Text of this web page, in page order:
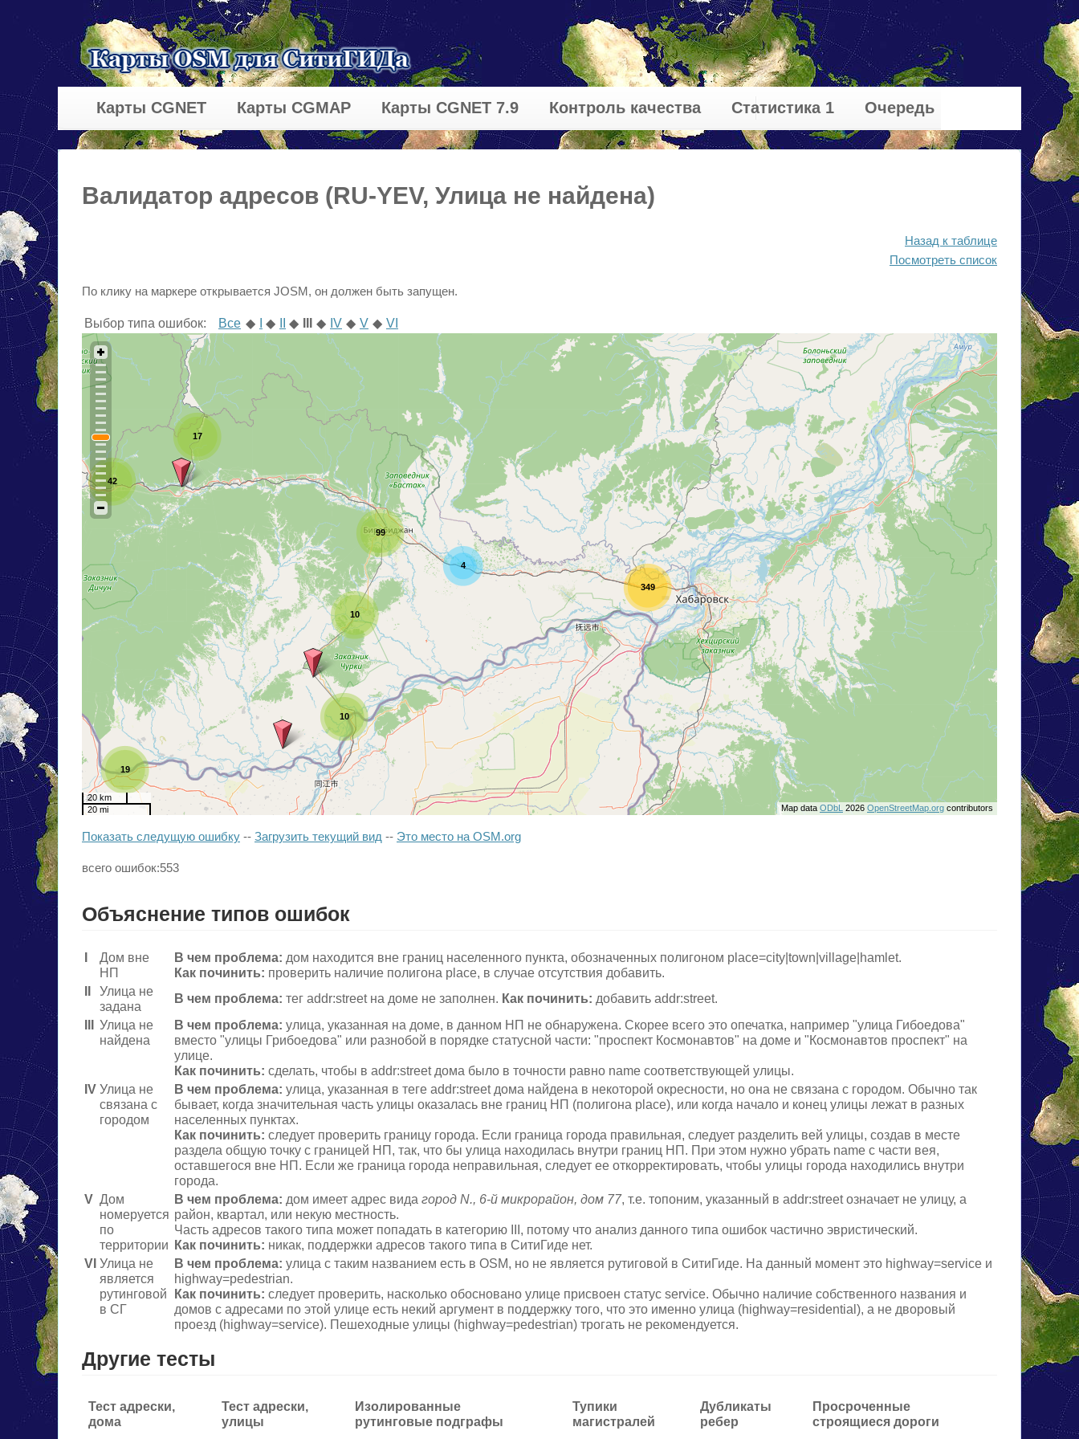
Карты CGNET Карты CGMAP Карты CGNET 7.9 Контроль качества Статистика 1 Очередь
Валидатор адресов (RU-YEV, Улица не найдена)
Назад к таблице
Посмотреть список
По клику на маркере открывается JOSM, он должен быть запущен.
Выбор типа ошибок: Все ◆ ◆ ◆ ◆ IV ◆ V ◆ VI
19
4
99
349
17
10
42
10
Map data ODbL 2026 OpenStreetMap.org contributors
20 km
20 mi
Показать следущую ошибку -- Загрузить текущий вид -- Это место на OSM.org
всего ошибок:553
Объяснение типов ошибок
Дом вне
НП
В чем проблема: дом находится вне границ населенного пункта, обозначенных полигоном place=city|town|village|hamlet.
Как починить: проверить наличие полигона place, в случае отсутствия добавить.
Улица не
задана
В чем проблема: тег addr:street на доме не заполнен. Как починить: добавить addr:street.
Улица не
найдена
В чем проблема: улица, указанная на доме, в данном НП не обнаружена. Скорее всего это опечатка, например "улица Гибоедова"
вместо "улицы Грибоедова" или разнобой в порядке статусной части: "проспект Космонавтов" на доме и "Космонавтов проспект" на
улице.
Как починить: сделать, чтобы в addr:street дома было в точности равно name соответствующей улицы.
IV Улица не
связана с
городом
В чем проблема: улица, указанная в теге addr:street дома найдена в некоторой окресности, но она не связана с городом. Обычно так
бывает, когда значительная часть улицы оказалась вне границ НП (полигона place), или когда начало и конец улицы лежат в разных
населенных пунктах.
Как починить: следует проверить границу города. Если граница города правильная, следует разделить вей улицы, создав в месте
раздела общую точку с границей НП, так, что бы улица находилась внутри границ НП. При этом нужно убрать name c части вея,
оставшегося вне НП. Если же граница города неправильная, следует ее откорректировать, чтобы улицы города находились внутри
города.
V Дом
номеруется
по
территории
В чем проблема: дом имеет адрес вида город N., 6-й микрорайон, дом 77, т.е. топоним, указанный в addr:street означает не улицу, а
район, квартал, или некую местность.
Часть адресов такого типа может попадать в категорию III, потому что анализ данного типа ошибок частично эвристический.
Как починить: никак, поддержки адресов такого типа в СитиГиде нет.
VI Улица не
является
рутинговой
в СГ
В чем проблема: улица с таким названием есть в OSM, но не является рутиговой в СитиГиде. На данный момент это highway=service и
highway=pedestrian.
Как починить: следует проверить, насколько обосновано улице присвоен статус service. Обычно наличие собственного названия и
домов с адресами по этой улице есть некий аргумент в поддержку того, что это именно улица (highway=residential), а не дворовый
проезд (highway=service). Пешеходные улицы (highway=pedestrian) трогать не рекомендуется.
Другие тесты
Тест адрески,
дома
Тест адрески,
улицы
Изолированные
рутинговые подграфы
Тупики
магистралей
Дубликаты
ребер
Просроченные
строящиеся дороги